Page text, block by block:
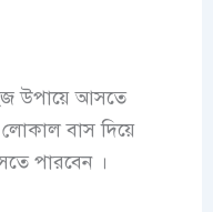
উপায়ে আসতে
বাস দিয়ে
পারবেন ।